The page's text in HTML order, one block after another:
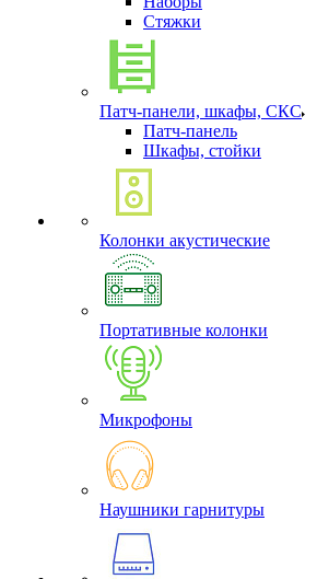
Стяжки
Патч-панели, шкафы, СКС
Патч-панель
Шкафы, стойки
Колонки акустические
Портативные колонки
Микрофоны
Наушники гарнитуры